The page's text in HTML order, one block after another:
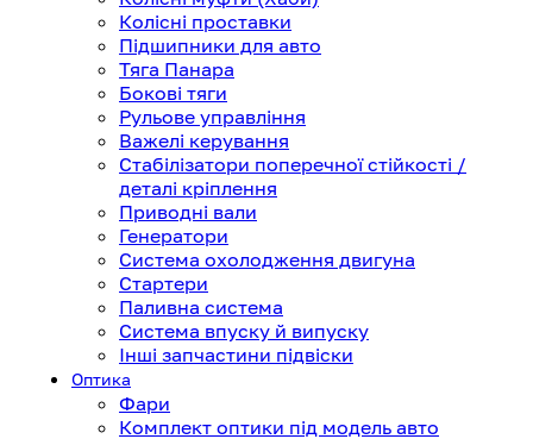
Колісні проставки
Підшипники для авто
Тяга Панара
Бокові тяги
Рульове управління
Важелі керування
Стабілізатори поперечної стійкості /
деталі кріплення
Приводні вали
Генератори
Система охолодження двигуна
Стартери
Паливна система
Система впуску й випуску
Інші запчастини підвіски
Оптика
Фари
Комплект оптики під модель авто